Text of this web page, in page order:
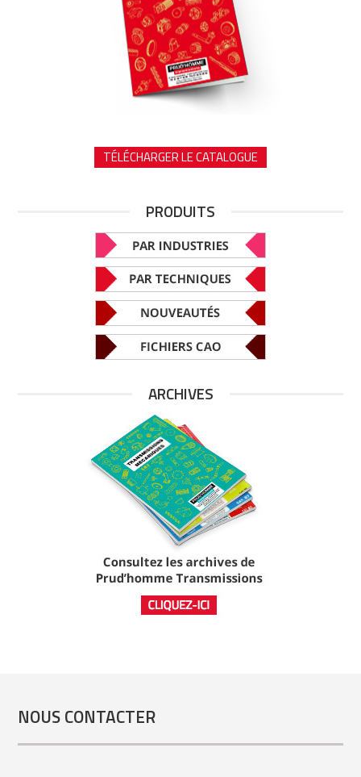
TÉLÉCHARGER LE CATALOGUE
PRODUITS
ARCHIVES
NOUS CONTACTER